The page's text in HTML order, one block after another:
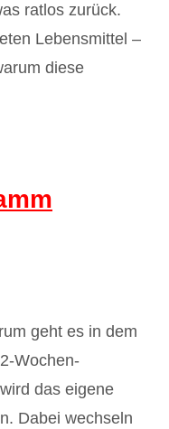
ratlos zurück.
Lebensmittel –
diese
geht es in dem
Wochen-
das eigene
Dabei wechseln